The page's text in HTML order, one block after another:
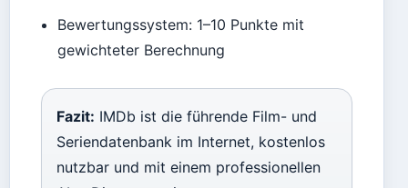
Bewertungssystem: 1–10 Punkte mit
gewichteter Berechnung
Fazit: IMDb ist die führende Film- und
Seriendatenbank im Internet, kostenlos
nutzbar und mit einem professionellen